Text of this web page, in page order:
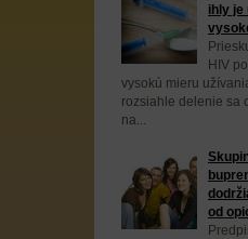
ihly je
HIV
vysokú mieru
rozsiahle delenie sa
na...
od